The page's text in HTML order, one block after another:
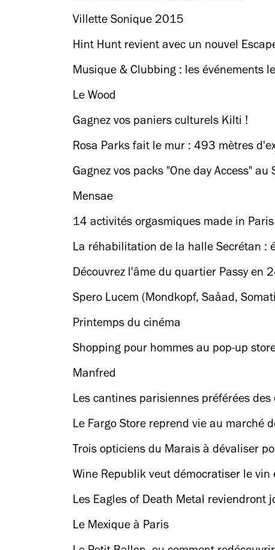
Villette Sonique 2015
Hint Hunt revient avec un nouvel
Musique & Clubbing : les événements
Le Wood
Gagnez vos paniers culturels Kilti !
Rosa Parks fait le mur : 493 mètres
Gagnez vos packs "One day Access" au
Mensae
14 activités orgasmiques made in Paris
La réhabilitation de la halle Secrétan :
Découvrez l'âme du quartier Passy en
Spero Lucem (Mondkopf, Saåad,
Printemps du cinéma
Shopping pour hommes au pop-up
Manfred
Les cantines parisiennes préférées des
Le Fargo Store reprend vie au marché
Trois opticiens du Marais à dévaliser
Wine Republik veut démocratiser le vin
Les Eagles of Death Metal reviendront
Le Mexique à Paris